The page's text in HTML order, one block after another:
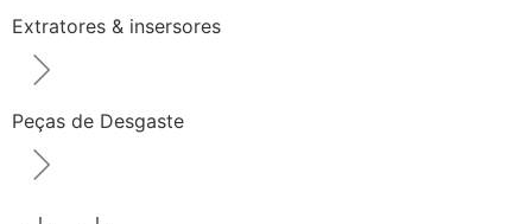
Extratores & insersores
Peças de Desgaste